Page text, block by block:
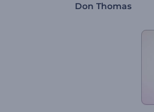
Don Thomas